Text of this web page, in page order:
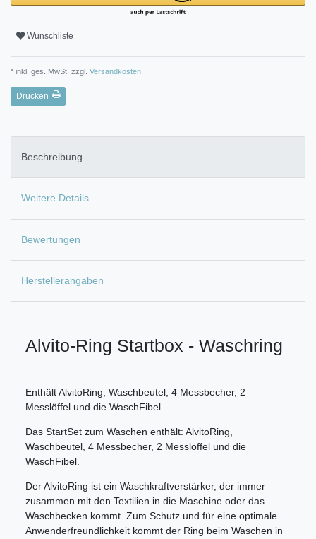
Wunschliste
* inkl. ges. MwSt. zzgl. Versandkosten
Drucken
Beschreibung
Weitere Details
Bewertungen
Herstellerangaben
Alvito-Ring Startbox - Waschring
Enthält AlvitoRing, Waschbeutel, 4 Messbecher, 2
Messlöffel und die WaschFibel.
Das StartSet zum Waschen enthält: AlvitoRing,
Waschbeutel, 4 Messbecher, 2 Messlöffel und die
WaschFibel.
Der AlvitoRing ist ein Waschkraftverstärker, der immer
zusammen mit den Textilien in die Maschine oder das
Waschbecken kommt. Zum Schutz und für eine optimale
Anwenderfreundlichkeit kommt der Ring beim Waschen in